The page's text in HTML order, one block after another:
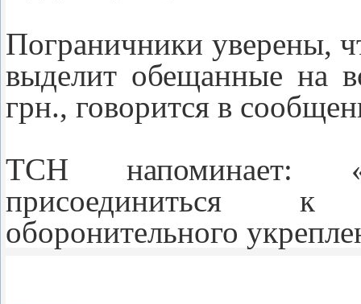
Пограничники уверены,
выделит обещанные на
грн., говорится в
ТСН напоминает:
присоединиться к
оборонительного